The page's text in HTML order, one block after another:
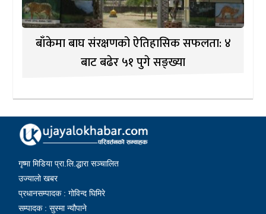
बाँकेमा बाघ संरक्षणको ऐतिहासिक सफलता: ४
बाट बढेर ५१ पुगे सङ्ख्या
गृष्मा मिडिया प्रा.लि.द्धारा सञ्चालित
उज्यालो खबर
प्रधानसम्पादक : गोविन्द घिमिरे
सम्पादक : सुस्मा न्यौपाने